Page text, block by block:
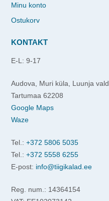
Minu konto
Ostukorv
KONTAKT
E-L: 9-17
Audova, Muri küla, Luunja vald
Tartumaa 62208
Google Maps
Waze
Tel.: +372 5806 5035
Tel.: +372 5558 6255
E-post: info@tiigikalad.ee
Reg. num.: 14364154